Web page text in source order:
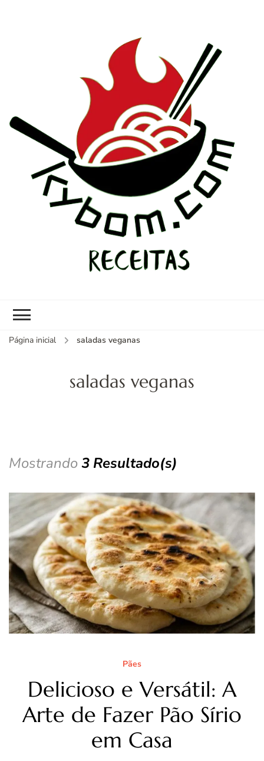
Página inicial saladas veganas
saladas veganas
Mostrando3 Resultado(s)
Pães
Delicioso e Versátil: A
Arte de Fazer Pão Sírio
em Casa